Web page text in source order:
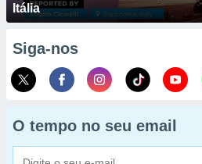
Itália
Siga-nos
O tempo no seu email